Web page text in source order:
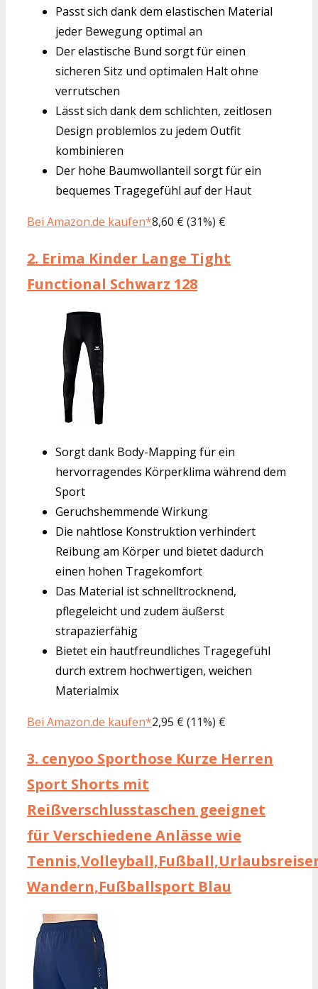
Passt sich dank dem elastischen Material
jeder Bewegung optimal an
Der elastische Bund sorgt für einen
sicheren Sitz und optimalen Halt ohne
verrutschen
Lässt sich dank dem schlichten, zeitlosen
Design problemlos zu jedem Outfit
kombinieren
Der hohe Baumwollanteil sorgt für ein
bequemes Tragegefühl auf der Haut
Bei Amazon.de kaufen*8,60 € (31%) €
2. Erima Kinder Lange Tight
Functional Schwarz 128
Sorgt dank Body-Mapping für ein
hervorragendes Körperklima während dem
Sport
Geruchshemmende Wirkung
Die nahtlose Konstruktion verhindert
Reibung am Körper und bietet dadurch
einen hohen Tragekomfort
Das Material ist schnelltrocknend,
pflegeleicht und zudem äußerst
strapazierfähig
Bietet ein hautfreundliches Tragegefühl
durch extrem hochwertigen, weichen
Materialmix
Bei Amazon.de kaufen*2,95 € (11%) €
3. cenyoo Sporthose Kurze Herren
Sport Shorts mit
Reißverschlusstaschen geeignet
für Verschiedene Anlässe wie
Wandern,Fußballsport Blau